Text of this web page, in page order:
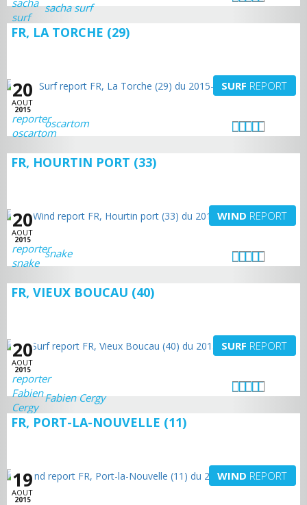
sacha surf
FR, LA TORCHE (29)
20
AOUT
2015
SURF REPORT
oscartom
FR, HOURTIN PORT (33)
20
AOUT
2015
WIND REPORT
snake
FR, VIEUX BOUCAU (40)
20
AOUT
2015
SURF REPORT
Fabien Cergy
FR, PORT-LA-NOUVELLE (11)
19
AOUT
2015
WIND REPORT